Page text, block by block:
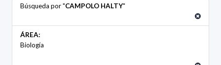
Búsqueda por "CAMPOLO HALTY"
ÁREA:
Biología